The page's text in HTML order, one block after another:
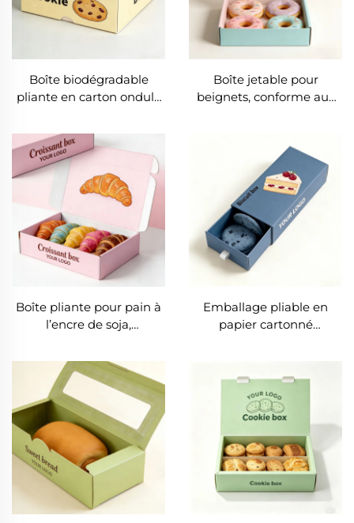
beignets
Boîte biodégradable
pliante en carton ondulé
gros d'emballages pour
gâteaux, biscuits, cookies
et beignets avec logo
Boîte jetable pour
beignets, conforme aux
l'environnement, destinée
aux restaurants et
services de traiteur,
conditionnement de 2/4/6
unités, finition mat par
laminage, carton ondulé
conforme aux normes
alimentaires
Boîte pliante pour pain à
l’encre de soja,
qualité, fabriquée à la
main, emballage
alimentaire, boîtes
recyclables pour beignets
Emballage pliable en
papier cartonné
biscuits, cookies et
beignets, avec logo